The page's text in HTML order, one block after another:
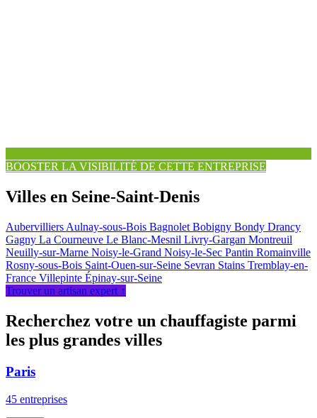
BOOSTER LA VISIBILITÉ DE CETTE ENTREPRISE
Villes en Seine-Saint-Denis
Aubervilliers Aulnay-sous-Bois Bagnolet Bobigny Bondy Drancy
Gagny La Courneuve Le Blanc-Mesnil Livry-Gargan Montreuil
Neuilly-sur-Marne Noisy-le-Grand Noisy-le-Sec Pantin Romainville
Rosny-sous-Bois Saint-Ouen-sur-Seine Sevran Stains Tremblay-en-
France Villepinte Épinay-sur-Seine
Trouver un artisan expert ↑
Recherchez votre un chauffagiste parmi
les plus grandes villes
Paris
45 entreprises